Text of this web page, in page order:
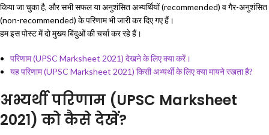
किया जा चुका है, और सभी सफल या अनुशंसित अभ्यर्थियों (recommended) व गैर-अनुशंसित
(non-recommended) के परिणाम भी जारी कर दिए गए हैं।
हम इस पोस्ट में दो मुख्य बिंदुओं की चर्चा कर रहे हैं।
परिणाम (UPSC Marksheet 2021) देखने के लिए क्या करें।
यह परिणाम (UPSC Marksheet 2021) किसी अभ्यर्थी के लिए क्या मायने रखता है?
अभ्यर्थी परिणाम (UPSC Marksheet
2021) को कैसे देखें?